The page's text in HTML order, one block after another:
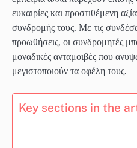
ευκαιρίες και προστιθέμενη
συνδρομής τους. Με τις
προωθήσεις, οι συνδρομητές
μοναδικές ανταμοιβές που
μεγιστοποιούν τα οφέλη τους.
Key sections in the